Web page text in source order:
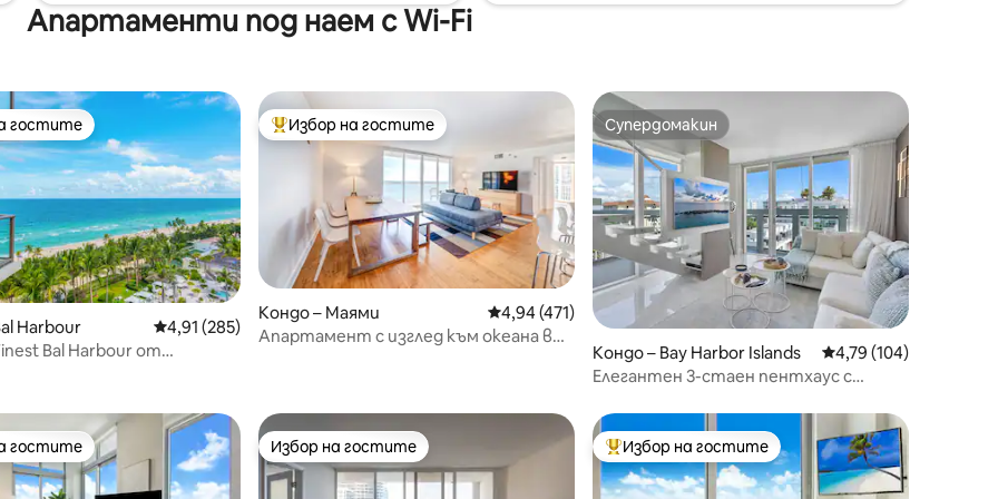
Апартаменти под наем с Wi-Fi
5, 131 отзива
гостите
гостите
Harbour Средна оценка: 4,91 от 5, 285 отзива
4,91 (285)
Bal Harbour от
Най-популярен избор на гостите
Избор на гостите
Кондо – Маями Средна оценка: 4,94 от 5, 471 отзива
4,94 (471)
Апартамент с изглед към океана в
Супердомакин
Супердомакин
Кондо – Bay Harbor Islands Средна оценка: 4,79
4,79 (104)
Елегантен 3-стаен пентхаус с
залива
гостите
гостите Избор на гостите
Избор на гостите Най-популярен избор на гостите
Избор на гостите